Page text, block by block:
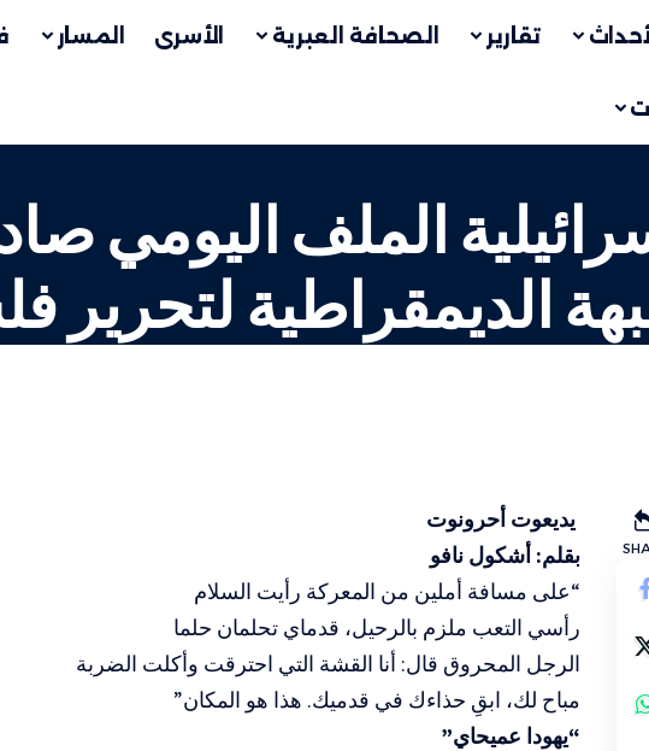
تقارير الصحافة العبرية الأسرى المسار
الملف اليومي
الديمقراطية لتحرير
يديعوت أحرونوت
بقلم: أشكول نافو
“على مسافة أملين من المعركة رأيت السلام
رأسي التعب ملزم بالرحيل، قدماي تحلمان حلما
الرجل المحروق قال: أنا القشة التي احترقت وأكلت الضربة
مباح لك، ابقِ حذاءك في قدميك. هذا هو المكان”
“يهودا عميحاي”